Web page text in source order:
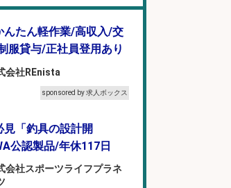
んたん軽作業/高収入/交
服貸与/正社員登用あり
会社REnista
sponsored by 求人ボックス
見「釣具の設計開
公認製品/年休117日
会社スポーツライフプラネ